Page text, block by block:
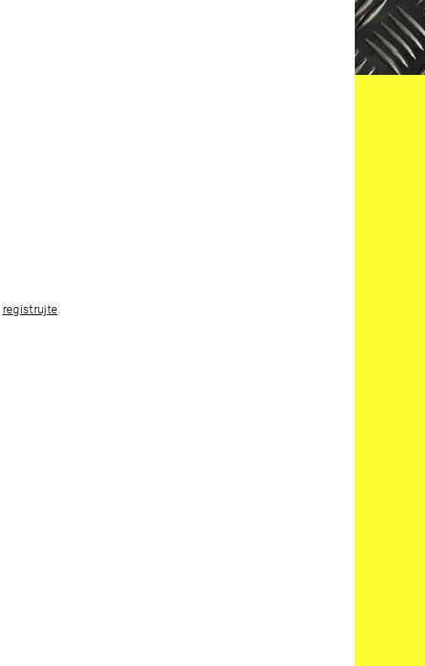
registrujte.